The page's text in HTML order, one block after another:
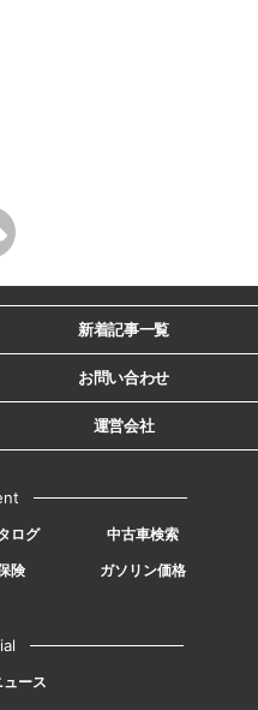
新着記事一覧
お問い合わせ
運営会社
ログ
中古車検索
険 ガソリン価格
ュース